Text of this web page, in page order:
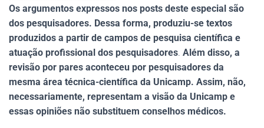
Os argumentos expressos nos posts deste especial são
dos pesquisadores. Dessa forma, produziu-se textos
produzidos a partir de campos de pesquisa científica e
atuação profissional dos pesquisadores. Além disso, a
revisão por pares aconteceu por pesquisadores da
mesma área técnica-científica da Unicamp. Assim, não,
necessariamente, representam a visão da Unicamp e
essas opiniões não substituem conselhos médicos.